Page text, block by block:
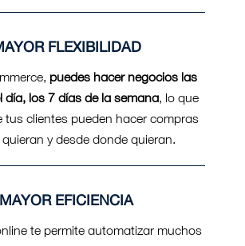
FLEXIBILIDAD
puedes hacer negocios las
día, los 7 días de la semana, lo que
tus clientes pueden hacer compras
y desde donde quieran.
MAYOR EFICIENCIA
te permite automatizar muchos